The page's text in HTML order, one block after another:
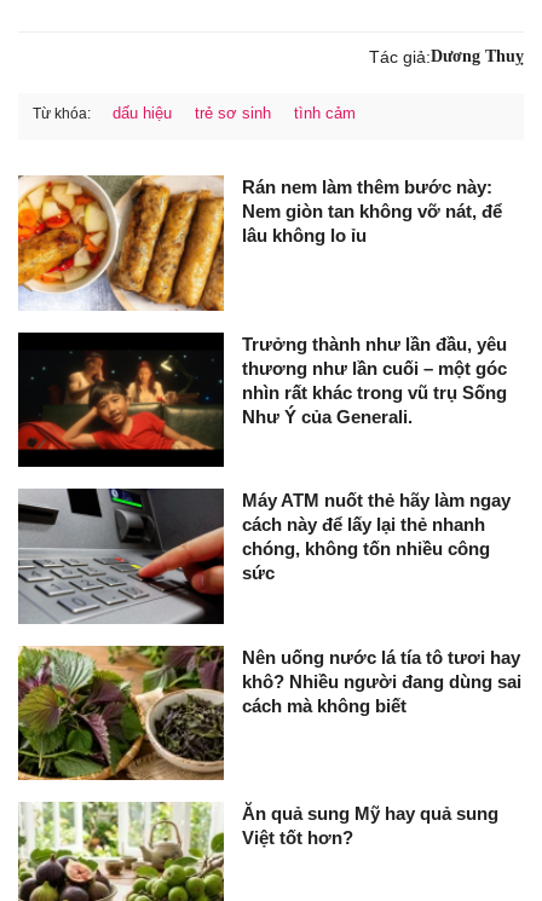
Tác giả:Dương Thuỵ
Từ khóa: dấu hiệu trẻ sơ sinh tình cảm
Rán nem làm thêm bước này:
Nem giòn tan không vỡ nát, để
lâu không lo ỉu
Trưởng thành như lần đầu, yêu
thương như lần cuối – một góc
nhìn rất khác trong vũ trụ Sống
Như Ý của Generali.
Máy ATM nuốt thẻ hãy làm ngay
cách này để lấy lại thẻ nhanh
chóng, không tốn nhiều công
sức
Nên uống nước lá tía tô tươi hay
khô? Nhiều người đang dùng sai
cách mà không biết
Ăn quả sung Mỹ hay quả sung
Việt tốt hơn?